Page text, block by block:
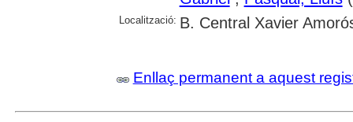
Localització: B. Central Xavier
Enllaç permanent a aquest